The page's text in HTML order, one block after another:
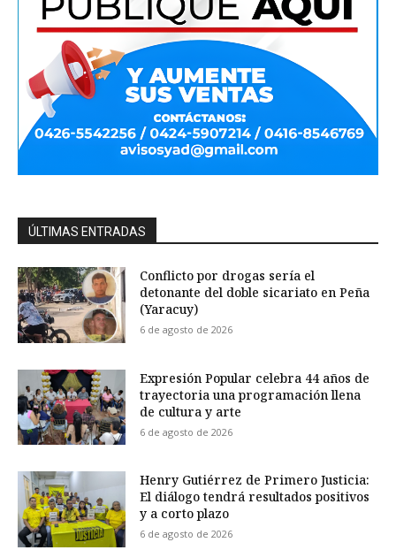
ÚLTIMAS ENTRADAS
Conflicto por drogas sería el
detonante del doble sicariato en Peña
(Yaracuy)
6 de agosto de 2026
Expresión Popular celebra 44 años de
trayectoria una programación llena
de cultura y arte
6 de agosto de 2026
Henry Gutiérrez de Primero Justicia:
El diálogo tendrá resultados positivos
y a corto plazo
6 de agosto de 2026